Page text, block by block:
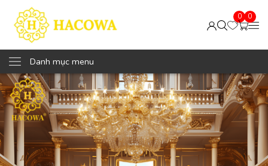
0 0
Danh mục menu